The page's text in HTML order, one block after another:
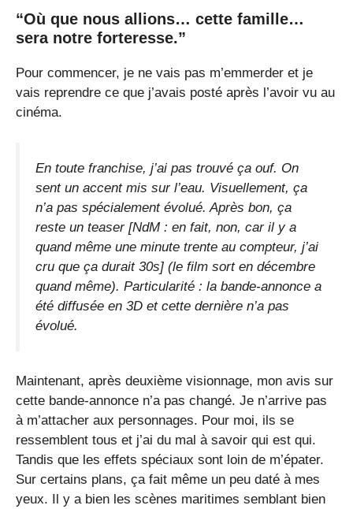
“Où que nous allions… cette famille…
sera notre forteresse.”
Pour commencer, je ne vais pas m’emmerder et je
vais reprendre ce que j’avais posté après l’avoir vu au
cinéma.
En toute franchise, j’ai pas trouvé ça ouf. On
sent un accent mis sur l’eau. Visuellement, ça
n’a pas spécialement évolué. Après bon, ça
reste un teaser [NdM : en fait, non, car il y a
quand même une minute trente au compteur, j’ai
cru que ça durait 30s] (le film sort en décembre
quand même). Particularité : la bande-annonce a
été diffusée en 3D et cette dernière n’a pas
évolué.
Maintenant, après deuxième visionnage, mon avis sur
cette bande-annonce n’a pas changé. Je n’arrive pas
à m’attacher aux personnages. Pour moi, ils se
ressemblent tous et j’ai du mal à savoir qui est qui.
Tandis que les effets spéciaux sont loin de m’épater.
Sur certains plans, ça fait même un peu daté à mes
yeux. Il y a bien les scènes maritimes semblant bien